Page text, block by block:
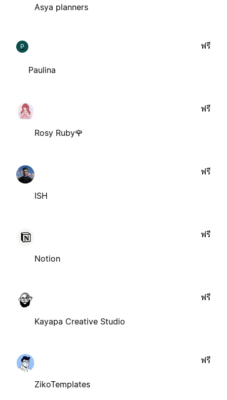
Asya planners
P
Paulina
ฟรี
Rosy Ruby🌹
ฟรี
ISH
ฟรี
Notion
ฟรี
Kayapa Creative Studio
ฟรี
ZikoTemplates
ฟรี